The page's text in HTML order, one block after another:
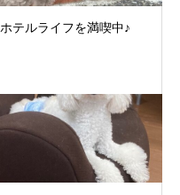
ホテルライフを満喫中♪